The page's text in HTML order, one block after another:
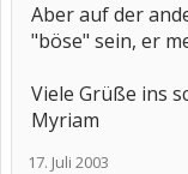
Aber auf der
"böse" sein, er
Viele Grüße ins
Myriam
17. Juli 2003